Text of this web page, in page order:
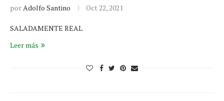
porAdolfo Santino Oct 22, 2021
SALADAMENTE REAL
Leer más